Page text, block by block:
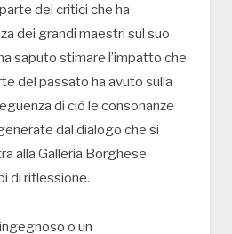
dei critici che ha
dei grandi maestri sul suo
saputo stimare l’impatto che
del passato ha avuto sulla
di ciò le consonanze
dal dialogo che si
alla Galleria Borghese
di riflessione.
o un